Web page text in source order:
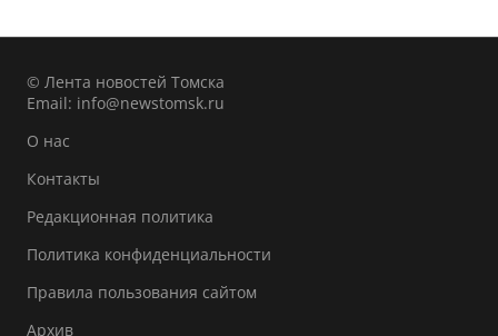
© Лента новостей Томска
Email: info@newstomsk.ru
О нас
Контакты
Редакционная политика
Политика конфиденциальности
Правила пользования сайтом
Архив